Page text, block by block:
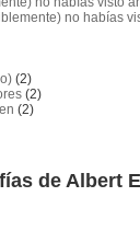
no habías
(2)
(2)
(2)
de Albert